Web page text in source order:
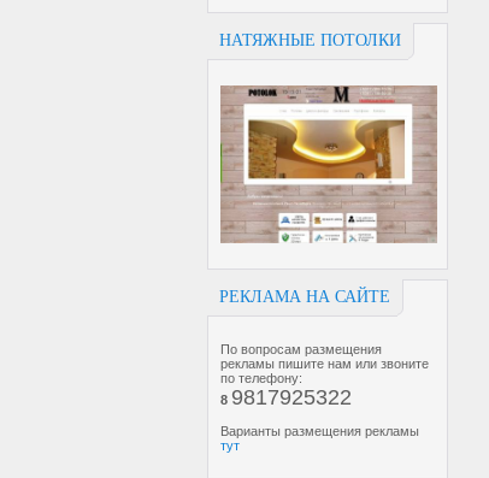
НАТЯЖНЫЕ ПОТОЛКИ
РЕКЛАМА НА САЙТЕ
По вопросам размещения
рекламы пишите нам или звоните
по телефону:
8 9817925322
Варианты размещения рекламы
тут